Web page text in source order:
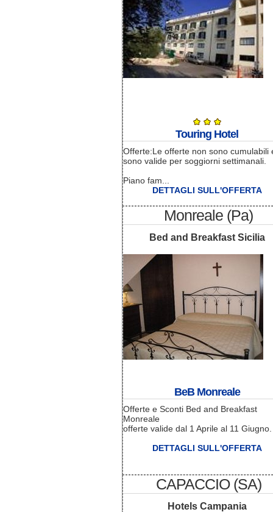
Touring Hotel
Offerte:Le offerte non sono cumulabili
sono valide per soggiorni settimanali.
Piano fam...
DETTAGLI SULL'OFFERTA
Monreale (Pa)
Bed and Breakfast Sicilia
BeB Monreale
Offerte e Sconti Bed and Breakfast
Monreale
offerte valide dal 1 Aprile al 11 Giugno.
DETTAGLI SULL'OFFERTA
CAPACCIO (SA)
Hotels Campania